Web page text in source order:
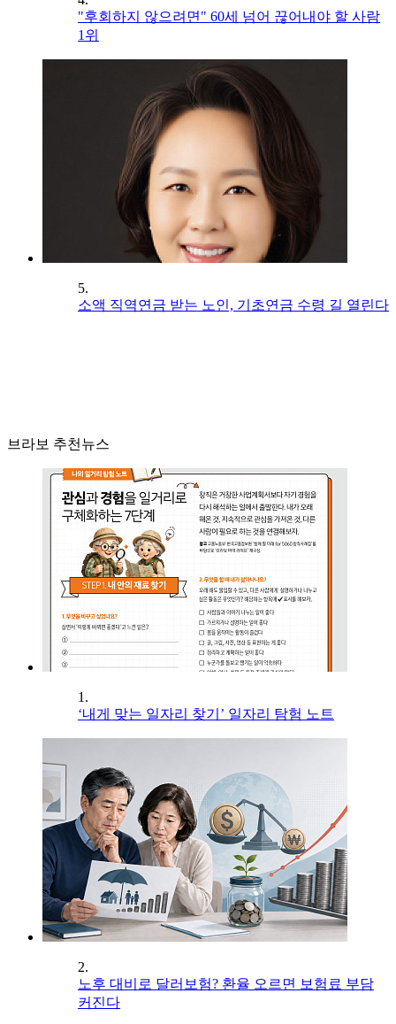
"후회하지 않으려면" 60세 넘어 끊어내야 할 사람
1위
5.
소액 직역연금 받는 노인, 기초연금 수령 길 열린다
브라보 추천뉴스
1.
‘내게 맞는 일자리 찾기’ 일자리 탐험 노트
2.
노후 대비로 달러보험? 환율 오르면 보험료 부담
커진다